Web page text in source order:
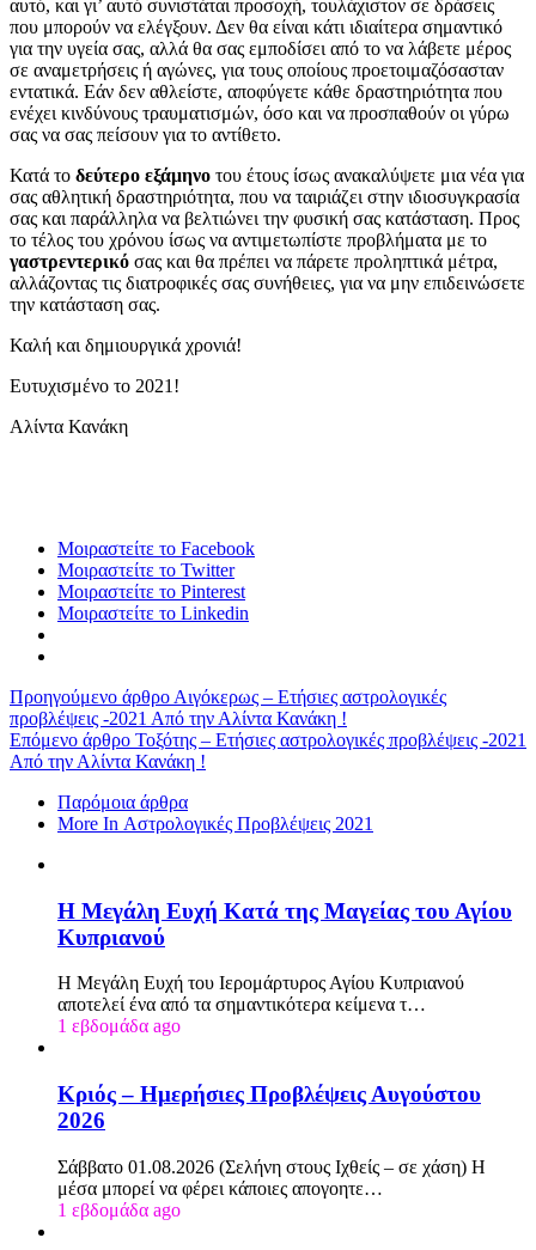
αυτό, και γι’ αυτό συνιστάται προσοχή, τουλάχιστον σε δράσεις
που μπορούν να ελέγξουν. Δεν θα είναι κάτι ιδιαίτερα σημαντικό
για την υγεία σας, αλλά θα σας εμποδίσει από το να λάβετε μέρος
σε αναμετρήσεις ή αγώνες, για τους οποίους προετοιμαζόσασταν
εντατικά. Εάν δεν αθλείστε, αποφύγετε κάθε δραστηριότητα που
ενέχει κινδύνους τραυματισμών, όσο και να προσπαθούν οι γύρω
σας να σας πείσουν για το αντίθετο.
Κατά το δεύτερο εξάμηνο του έτους ίσως ανακαλύψετε μια νέα για
σας αθλητική δραστηριότητα, που να ταιριάζει στην ιδιοσυγκρασία
σας και παράλληλα να βελτιώνει την φυσική σας κατάσταση. Προς
το τέλος του χρόνου ίσως να αντιμετωπίστε προβλήματα με το
γαστρεντερικό σας και θα πρέπει να πάρετε προληπτικά μέτρα,
αλλάζοντας τις διατροφικές σας συνήθειες, για να μην επιδεινώσετε
την κατάσταση σας.
Καλή και δημιουργικά χρονιά!
Ευτυχισμένο το 2021!
Αλίντα Κανάκη
Μοιραστείτε το Facebook
Μοιραστείτε το Twitter
Μοιραστείτε το Pinterest
Μοιραστείτε το Linkedin
Προηγούμενο άρθρο Αιγόκερως – Eτήσιες αστρολογικές
προβλέψεις -2021 Από την Αλίντα Κανάκη !
Επόμενο άρθρο Τοξότης – Eτήσιες αστρολογικές προβλέψεις -2021
Από την Αλίντα Κανάκη !
Παρόμοια άρθρα
More In Αστρολογικές Προβλέψεις 2021
Η Μεγάλη Ευχή Κατά της Μαγείας του Αγίου
Κυπριανού
Η Μεγάλη Ευχή του Ιερομάρτυρος Αγίου Κυπριανού
αποτελεί ένα από τα σημαντικότερα κείμενα τ…
1 εβδομάδα ago
Κριός – Ημερήσιες Προβλέψεις Αυγούστου
2026
Σάββατο 01.08.2026 (Σελήνη στους Ιχθείς – σε χάση) Η
μέσα μπορεί να φέρει κάποιες απογοητε…
1 εβδομάδα ago